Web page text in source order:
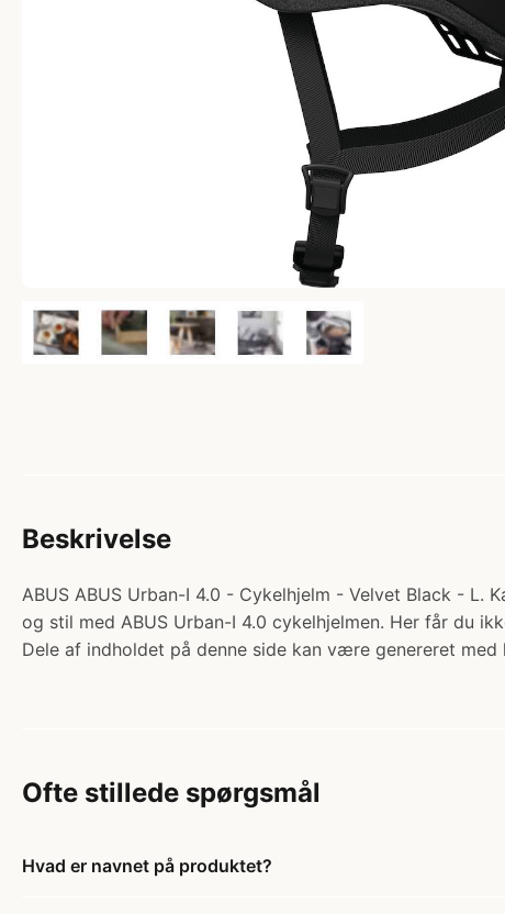
Beskrivelse
ABUS ABUS Urban-I 4.0 - Cykelhjelm - Velvet Black - L.
og stil med ABUS Urban-I 4.0 cykelhjelmen. Her får du
Dele af indholdet på denne side kan være genereret
Ofte stillede spørgsmål
Hvad er navnet på produktet?